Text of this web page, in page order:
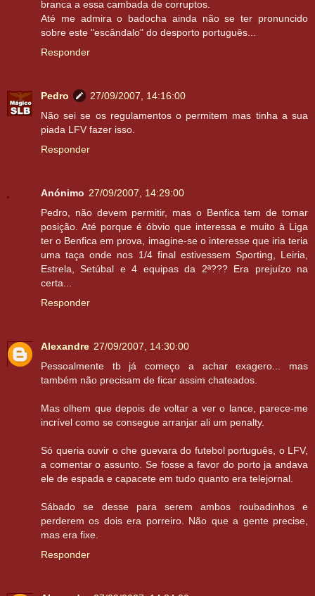
branca a essa cambada de corruptos.
Até me admira o badocha ainda não se ter pronuncido
sobre este "escândalo" do desporto português...
Responder
Pedro
27/09/2007, 14:16:00
Não sei se os regulamentos o permitem mas tinha a sua
piada LFV fazer isso.
Responder
Anónimo 27/09/2007, 14:29:00
Pedro, não devem permitir, mas o Benfica tem de tomar
posição. Até porque é óbvio que interessa e muito à Liga
ter o Benfica em prova, imagine-se o interesse que iria teria
uma taça onde nos 1/4 final estivessem Sporting, Leiria,
Estrela, Setúbal e 4 equipas da 2ª??? Era prejuízo na
certa...
Responder
Alexandre 27/09/2007, 14:30:00
Pessoalmente tb já começo a achar exagero... mas
também não precisam de ficar assim chateados.
Mas olhem que depois de voltar a ver o lance, parece-me
incrível como se consegue arranjar ali um penalty.
Só queria ouvir o che guevara do futebol português, o LFV,
a comentar o assunto. Se fosse a favor do porto ja andava
ele de espada e capacete em tudo quanto era telejornal.
Sábado se desse para serem ambos roubadinhos e
perderem os dois era porreiro. Não que a gente precise,
mas era fixe.
Responder